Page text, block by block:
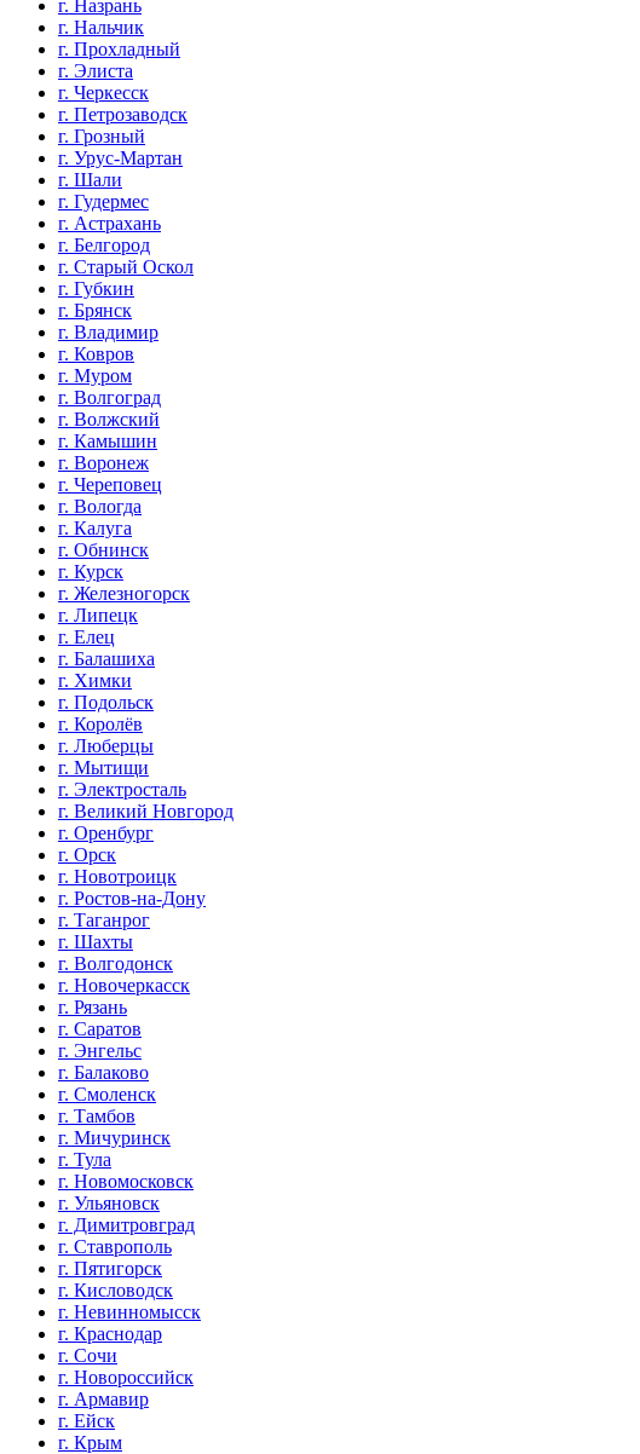
г. Назрань
г. Нальчик
г. Прохладный
г. Элиста
г. Черкесск
г. Петрозаводск
г. Грозный
г. Урус-Мартан
г. Шали
г. Гудермес
г. Астрахань
г. Белгород
г. Старый Оскол
г. Губкин
г. Брянск
г. Владимир
г. Ковров
г. Муром
г. Волгоград
г. Волжский
г. Камышин
г. Воронеж
г. Череповец
г. Вологда
г. Калуга
г. Обнинск
г. Курск
г. Железногорск
г. Липецк
г. Елец
г. Балашиха
г. Химки
г. Подольск
г. Королёв
г. Люберцы
г. Мытищи
г. Электросталь
г. Великий Новгород
г. Оренбург
г. Орск
г. Новотроицк
г. Ростов-на-Дону
г. Таганрог
г. Шахты
г. Волгодонск
г. Новочеркасск
г. Рязань
г. Саратов
г. Энгельс
г. Балаково
г. Смоленск
г. Тамбов
г. Мичуринск
г. Тула
г. Новомосковск
г. Ульяновск
г. Димитровград
г. Ставрополь
г. Пятигорск
г. Кисловодск
г. Невинномысск
г. Краснодар
г. Сочи
г. Новороссийск
г. Армавир
г. Ейск
г. Крым